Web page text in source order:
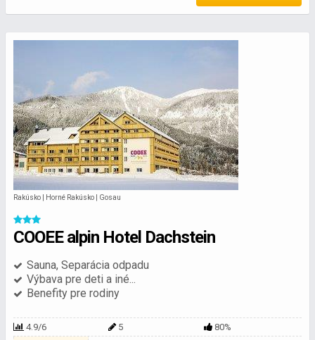
Rakúsko | Horné Rakúsko | Gosau
COOEE alpin Hotel Dachstein
Sauna, Separácia odpadu
Výbava pre deti a iné...
Benefity pre rodiny
4.9/6 5
80%